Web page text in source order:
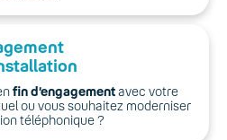
fin d’engagementavec votre
ou vous souhaitez moderniser
téléphonique ?